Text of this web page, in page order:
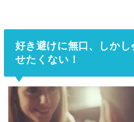
好き避けに無口、しかし
せたくない！